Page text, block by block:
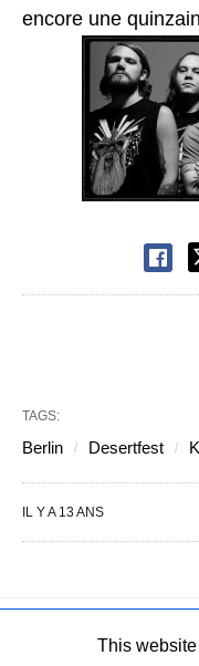
encore une
TAGS:
Berlin Desertfest
IL Y A 13 ANS
Copyright © 2004-
This